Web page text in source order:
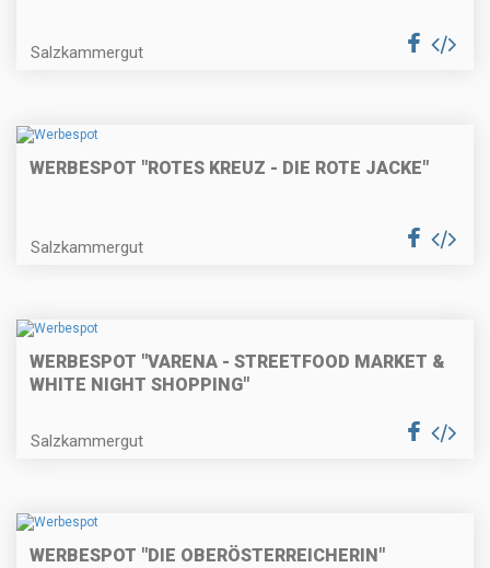
Salzkammergut
WERBESPOT "ROTES KREUZ - DIE ROTE JACKE"
Salzkammergut
WERBESPOT "VARENA - STREETFOOD MARKET &
WHITE NIGHT SHOPPING"
Salzkammergut
WERBESPOT "DIE OBERÖSTERREICHERIN"